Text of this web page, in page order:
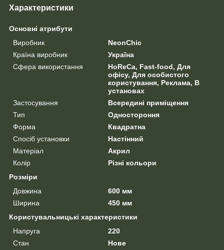
Характеристики
Основні атрибути
Виробник
NeonChic
Країна виробник
Україна
Сфера використання
HoReCa, Fast-food, Для
офісу, Для особистого
користування, Реклама, В
установах
Застосування
Всередині приміщення
Тип
Одностороння
Форма
Квадратна
Спосіб установки
Настінний
Матеріал
Акрил
Колір
Різні кольори
Розміри
Довжина
600 мм
Ширина
450 мм
Користувальницькі характеристики
Напруга
220
Стан
Нове